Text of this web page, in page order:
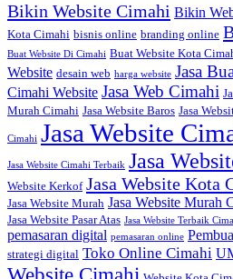
Bikin Website Cimahi Bikin
Kota Cimahi bisnis online branding online
Buat Website Di Cimahi Buat Website Kota
Website desain web harga website Jasa
Cimahi Website Jasa Web Cimahi
Murah Cimahi Jasa Website Baros Jasa
Cimahi Jasa Website
Jasa Website Cimahi Terbaik Jasa
Website Kerkof Jasa Website Kota
Jasa Website Murah Jasa Website Murah
Jasa Website Pasar Atas Jasa Website Terbaik
pemasaran digital pemasaran online
strategi digital Toko Online Cimahi